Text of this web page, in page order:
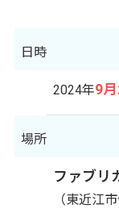
日時
2024年9
場所
ファブリ
（東近江